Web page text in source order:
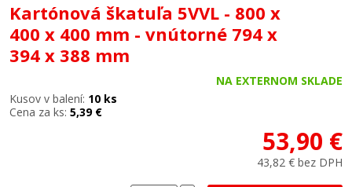
Kartónová škatuľa 5VVL - 800 x
400 x 400 mm - vnútorné 794 x
394 x 388 mm
NA EXTERNOM SKLADE
Kusov v balení: 10 ks
Cena za ks: 5,39 €
53,90 €
43,82 € bez DPH